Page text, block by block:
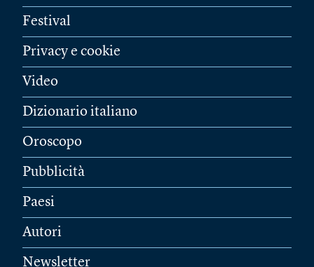
Festival
Privacy e cookie
Video
Dizionario italiano
Oroscopo
Pubblicità
Paesi
Autori
Newsletter